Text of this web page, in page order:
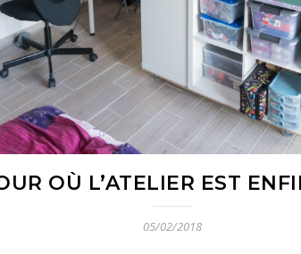
OÙ L’ATELIER EST
05/02/2018